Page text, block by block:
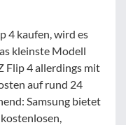
4 kaufen, wird es
kleinste Modell
Flip 4 allerdings mit
auf rund 24
Samsung bietet